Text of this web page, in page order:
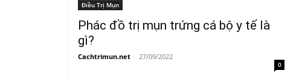
Điều Trị Mụn
Phác đồ trị mụn trứng cá bộ y tế là
gì?
Cachtrimun.net - 27/09/2022
0